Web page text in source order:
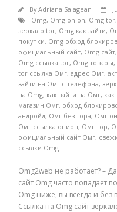
ByAdriana Salagean
Omg, Omg onion, Omg tor,
зеркало tor, Omg как зайти,
покупки, Omg обход
официальный сайт, Omg сайт,
Omg ссылка tor, Omg товары,
tor ссылка Омг, адрес Омг,
зайти на Омг с телефона,
на Omg, как зайти на Омг,
магазин Омг, обход
андройд, Омг без тора, Омг
Омг ссылка онион, Омг тор,
официальный сайт Омг,
ссылки Omg
Omg2web не работает? –
сайт Omg часто попадает
Omg ниже, вы всегда и
Ссылка на Omg сайт